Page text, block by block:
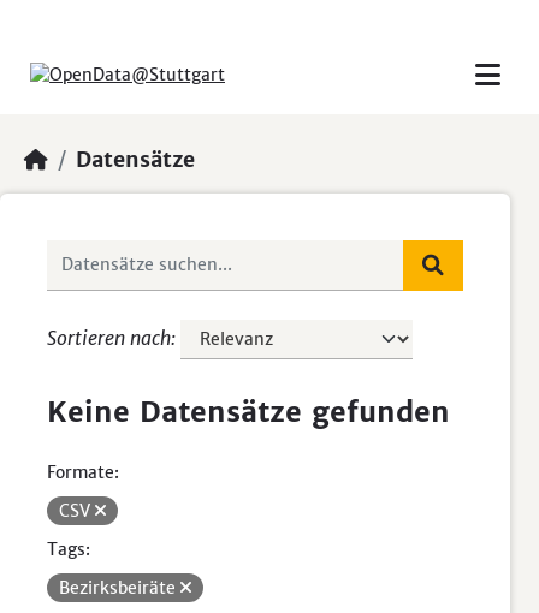
Datensätze
Sortieren nach
Keine Datensätze gefunden
Formate:
CSV
Tags:
Bezirksbeiräte